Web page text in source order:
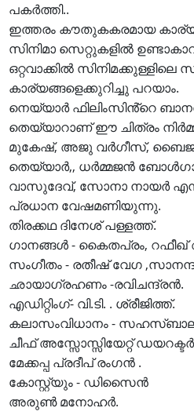
പകർത്തി..
ഇത്തരം കൗതുകകരമായ
സിനിമാ സെറ്റുകളിൽ
ഒറ്റവാക്കിൽ സിനിമക്കുള്ളിലെ
കാര്യങ്ങളെക്കുറിച്ചു പറയാം.
നെയ്യാർ ഫിലിംസിൻ്റെ
തെയ്യാറാണ് ഈ ചിത്രം
മുകേഷ്, അജു വർഗീസ്, ബൈജു
തെയ്യാർ,, ധർമ്മജൻ
വാസുദേവ്, സോനാ നായർ
പ്രധാന വേഷമണിയുന്നു.
തിരക്കഥ ദിനേശ് പള്ളത്ത്.
ഗാനങ്ങൾ - കൈതപ്രം,
സംഗീതം - രതീഷ് വേഗ
ഛായാഗ്രഹണം -രവിചന്ദ്രൻ.
എഡിറ്റിംഗ്- വി.ടി. . ശ്രീജിത്ത്.
കലാസംവിധാനം -
ചീഫ് അസ്സോസ്സിയേറ്റ്
മേക്കപ്പ പ്രദീപ് രംഗൻ .
കോസ്റ്റ്യും - ഡിസൈൻ
അരുൺ മനോഹർ.